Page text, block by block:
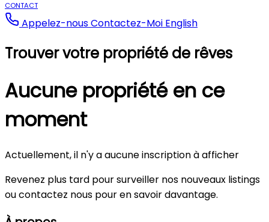
CONTACT
Appelez-nousContactez-Moi English
Trouver votre propriété de rêves
Aucune propriété en ce
moment
Actuellement, il n'y a aucune inscription à afficher
Revenez plus tard pour surveiller nos nouveaux listings
ou contactez nous pour en savoir davantage.